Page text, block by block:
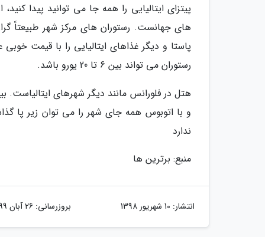
پیتزای ایتالیایی را همه جا می توانید پیدا
های جهانست. رستوران های مرکز شهر طبیعتاً
پاستا و دیگر غذاهای ایتالیایی را با قیمت
رستوران می تواند بین 6 تا 20 یورو باشد.
و با اتوبوس همه جای شهر را می توان زیر
ندارد
منبع: برترین ها
انتشار: 10 شهریور 1398 بروزرسانی: 26 آبان 1399